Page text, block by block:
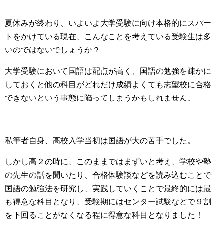
夏休みが終わり、いよいよ大学受験に向け本格的にスパー
トをかけている現在、こんなことを考えている受験生は多
いのではないでしょうか？
大学受験において国語は配点が高く、国語の勉強を疎かに
しておくと他の科目がどれだけ成績よくても志望校に合格
できないという事態に陥ってしまうかもしれません。
私筆者自身、高校入学当初は国語が大の苦手でした。
しかし高２の時に、このままではまずいと考え、学校や塾
の先生の話を聞いたり、合格体験談などを読み込むことで
国語の勉強法を研究し、実践していくことで最終的には最
も得意な科目となり、受験期にはセンター試験などで９割
を下回ることがなくなる程に得意な科目となりました！